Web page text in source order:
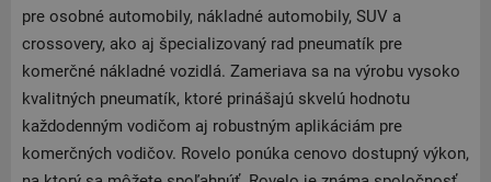
pre osobné automobily, nákladné automobily, SUV a
crossovery, ako aj špecializovaný rad pneumatík pre
komerčné nákladné vozidlá. Zameriava sa na výrobu vysoko
kvalitných pneumatík, ktoré prinášajú skvelú hodnotu
každodenným vodičom aj robustným aplikáciám pre
komerčných vodičov. Rovelo ponúka cenovo dostupný výkon,